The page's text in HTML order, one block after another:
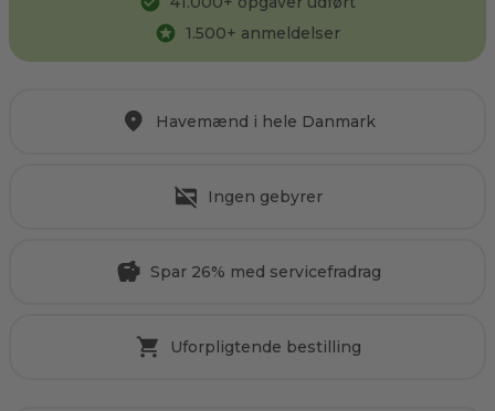
1.500+ anmeldelser
Havemænd i hele Danmark
Ingen gebyrer
Spar 26% med servicefradrag
Uforpligtende bestilling